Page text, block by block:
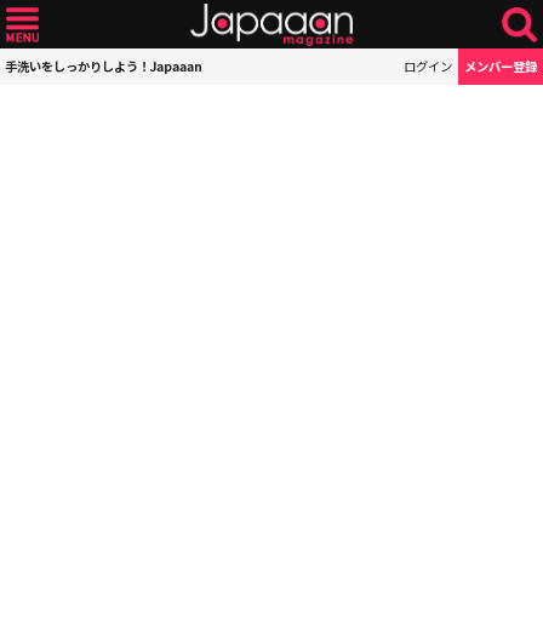
手洗いをしっかりしよう！Japaaan ログイン メンバー登録